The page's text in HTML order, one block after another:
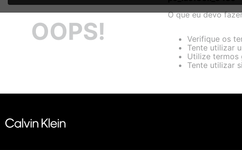
OOPS!
O que eu devo
Verifique os
Tente utilizar
Utilize termos
Tente utilizar